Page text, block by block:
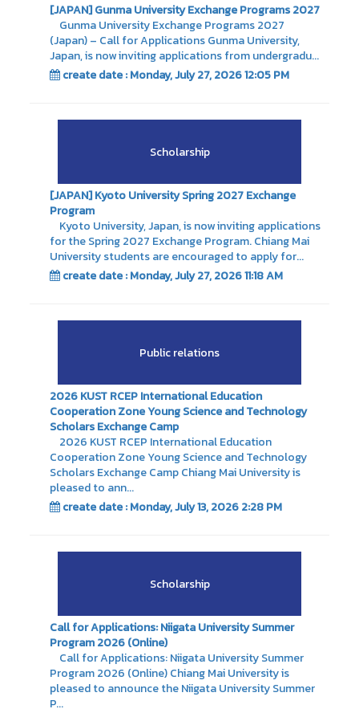
[JAPAN] Gunma University Exchange Programs 2027
Gunma University Exchange Programs 2027
(Japan) – Call for Applications Gunma University,
Japan, is now inviting applications from undergradu...
create date : Monday, July 27, 2026 12:05 PM
Scholarship
[JAPAN] Kyoto University Spring 2027 Exchange
Program
Kyoto University, Japan, is now inviting applications
for the Spring 2027 Exchange Program. Chiang Mai
University students are encouraged to apply for...
create date : Monday, July 27, 2026 11:18 AM
Public relations
2026 KUST RCEP International Education
Cooperation Zone Young Science and Technology
Scholars Exchange Camp
2026 KUST RCEP International Education
Cooperation Zone Young Science and Technology
Scholars Exchange Camp Chiang Mai University is
pleased to ann...
create date : Monday, July 13, 2026 2:28 PM
Scholarship
Call for Applications: Niigata University Summer
Program 2026 (Online)
Call for Applications: Niigata University Summer
Program 2026 (Online) Chiang Mai University is
pleased to announce the Niigata University Summer
P...